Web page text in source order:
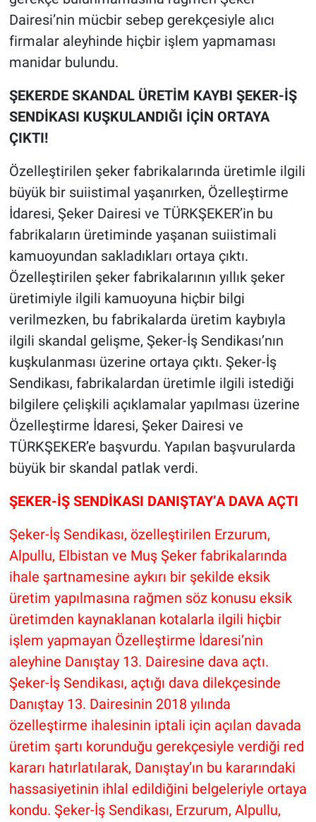
Dairesi’nin mücbir sebep gerekçesiyle alıcı
firmalar aleyhinde hiçbir işlem yapmaması
manidar bulundu.
ŞEKERDE SKANDAL ÜRETİM KAYBI ŞEKER-İŞ
SENDİKASI KUŞKULANDIĞI İÇİN ORTAYA
ÇIKTI!
Özelleştirilen şeker fabrikalarında üretimle ilgili
büyük bir suiistimal yaşanırken, Özelleştirme
İdaresi, Şeker Dairesi ve TÜRKŞEKER’in bu
fabrikaların üretiminde yaşanan suiistimali
kamuoyundan sakladıkları ortaya çıktı.
Özelleştirilen şeker fabrikalarının yıllık şeker
üretimiyle ilgili kamuoyuna hiçbir bilgi
verilmezken, bu fabrikalarda üretim kaybıyla
ilgili skandal gelişme, Şeker-İş Sendikası’nın
kuşkulanması üzerine ortaya çıktı. Şeker-İş
Sendikası, fabrikalardan üretimle ilgili istediği
bilgilere çelişkili açıklamalar yapılması üzerine
Özelleştirme İdaresi, Şeker Dairesi ve
TÜRKŞEKER’e başvurdu. Yapılan başvurularda
büyük bir skandal patlak verdi.
ŞEKER-İŞ SENDİKASI DANIŞTAY’A DAVA AÇTI
Şeker-İş Sendikası, özelleştirilen Erzurum,
Alpullu, Elbistan ve Muş Şeker fabrikalarında
ihale şartnamesine aykırı bir şekilde eksik
üretim yapılmasına rağmen söz konusu eksik
üretimden kaynaklanan kotalarla ilgili hiçbir
işlem yapmayan Özelleştirme İdaresi’nin
aleyhine Danıştay 13. Dairesine dava açtı.
Şeker-İş Sendikası, açtığı dava dilekçesinde
Danıştay 13. Dairesinin 2018 yılında
özelleştirme ihalesinin iptali için açılan davada
üretim şartı korunduğu gerekçesiyle verdiği red
kararı hatırlatılarak, Danıştay’ın bu kararındaki
hassasiyetinin ihlal edildiğini belgeleriyle ortaya
kondu. Şeker-İş Sendikası, Erzurum, Alpullu,